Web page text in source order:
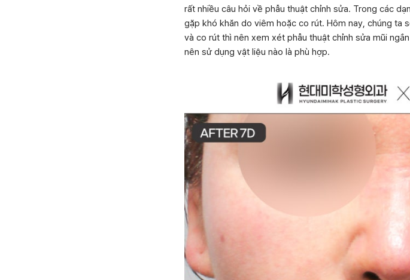
rất nhiều câu hỏi về phẫu thuật chỉnh sửa. Trong các
gặp khó khăn do viêm hoặc co rút. Hôm nay, chúng ta
và co rút thì nên xem xét phẫu thuật chỉnh sửa mũi
nên sử dụng vật liệu nào là phù hợp.